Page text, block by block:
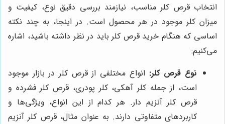
انتخاب قرص کلر مناسب، نیازمند بررسی دقیق نوع، کیفیت و
میزان کلر موجود در هر محصول است. در اینجا، به چند نکته
اساسی که هنگام خرید قرص کلر باید در نظر داشته باشید، اشاره
می‌کنیم:
نوع قرص کلر: انواع مختلفی از قرص کلر در بازار موجود
است، از جمله کلر آهکی، کلر پودری، قرص کلر فشرده و
قرص کلر آنزیم دار. هر کدام از این انواع، ویژگی‌ها و
کاربردهای متفاوتی دارند. به عنوان مثال، قرص کلر آنزیم